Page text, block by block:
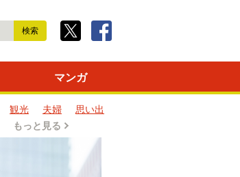
マンガ
観光 夫婦
思い出
もっと見る